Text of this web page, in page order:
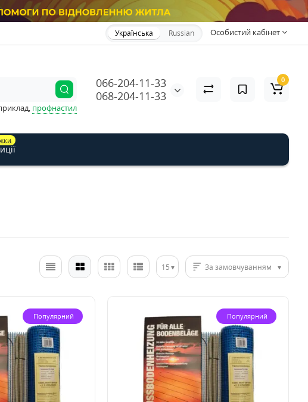
Особистий кабінет
Українська Russian
066-204-11-33
068-204-11-33
профнастил
0
15 За замовчуванням
Популярний Популярний